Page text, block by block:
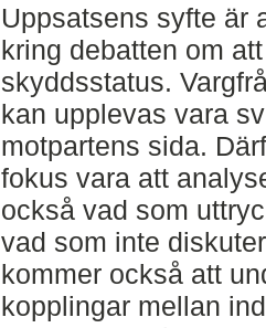
Uppsatsens syfte är
kring debatten om
skyddsstatus.
kan upplevas vara
motpartens sida.
fokus vara att
också vad som
vad som inte
kommer också att
kopplingar mellan